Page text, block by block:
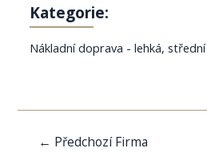
Kategorie:
Nákladní doprava - lehká, střední
Navigace
← Předchozí Firma